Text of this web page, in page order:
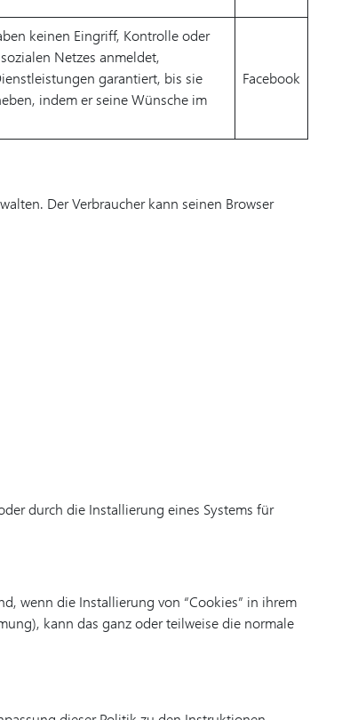
keinen Eingriff, Kontrolle oder
Netzes anmeldet,
garantiert, bis sie
indem er seine Wünsche im
Facebook
Der Verbraucher kann seinen Browser
durch die Installierung eines Systems für
wenn die Installierung von “Cookies” in ihrem
kann das ganz oder teilweise die normale